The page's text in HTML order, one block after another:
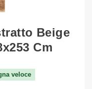
Beige
Cm
veloce